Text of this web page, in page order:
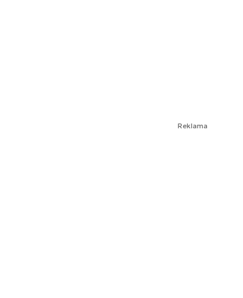
Reklama